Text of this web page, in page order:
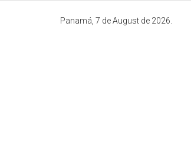
Panamá, 7 de August de 2026.